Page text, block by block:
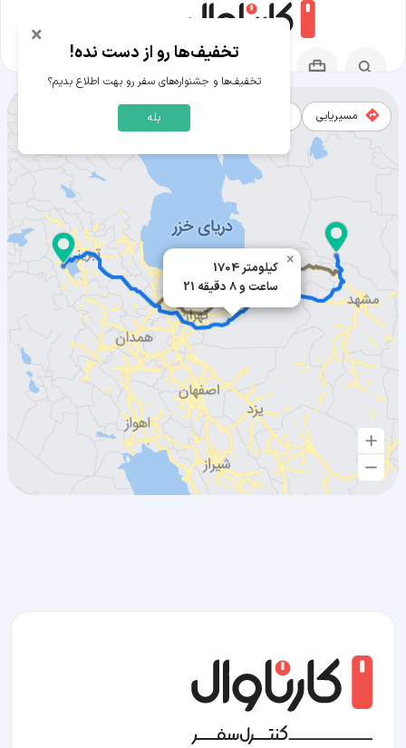
1704 کیلومتر
21 ساعت و 8 دقیقه
×
مسیریابی
مسیر عشق آباد به ارومیه
× تخفیف‌ها رو از دست نده!
تخفیف‌ها و جشنواره‌های سفر رو بهت اطلاع بدیم؟
بله